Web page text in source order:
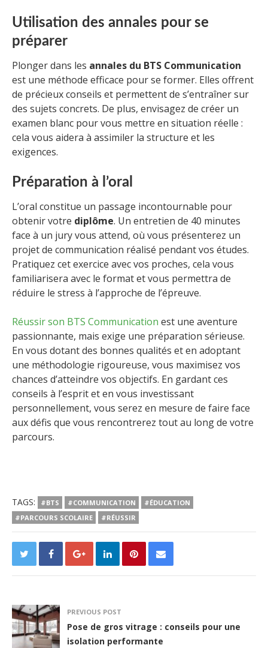
Utilisation des annales pour se
préparer
Plonger dans les annales du BTS Communication
est une méthode efficace pour se former. Elles offrent
de précieux conseils et permettent de s’entraîner sur
des sujets concrets. De plus, envisagez de créer un
examen blanc pour vous mettre en situation réelle :
cela vous aidera à assimiler la structure et les
exigences.
Préparation à l’oral
L’oral constitue un passage incontournable pour
obtenir votre diplôme. Un entretien de 40 minutes
face à un jury vous attend, où vous présenterez un
projet de communication réalisé pendant vos études.
Pratiquez cet exercice avec vos proches, cela vous
familiarisera avec le format et vous permettra de
réduire le stress à l’approche de l’épreuve.
Réussir son BTS Communication est une aventure
passionnante, mais exige une préparation sérieuse.
En vous dotant des bonnes qualités et en adoptant
une méthodologie rigoureuse, vous maximisez vos
chances d’atteindre vos objectifs. En gardant ces
conseils à l’esprit et en vous investissant
personnellement, vous serez en mesure de faire face
aux défis que vous rencontrerez tout au long de votre
parcours.
TAGS: #BTS #COMMUNICATION
#ÉDUCATION
#PARCOURS SCOLAIRE
#RÉUSSIR
PREVIOUS POST
Pose de gros vitrage : conseils pour une
isolation performante